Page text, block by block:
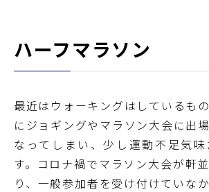
ハーフマラソン
最近はウォーキングはしているも
にジョギングやマラソン大会に出
なってしまい、少し運動不足気
す。コロナ禍でマラソン大会が軒
り、一般参加者を受け付けていな